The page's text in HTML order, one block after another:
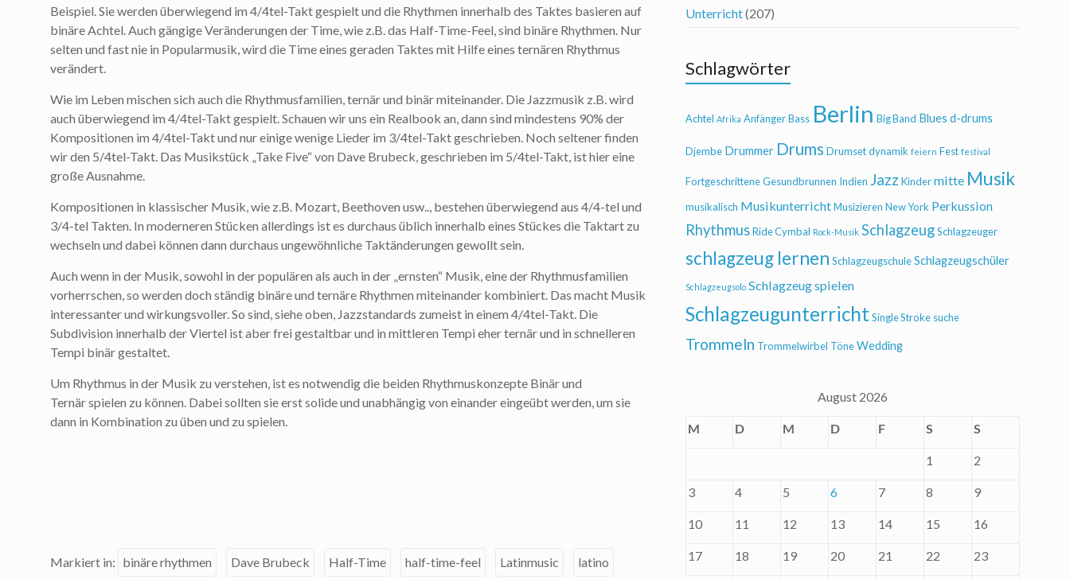
Beispiel. Sie werden überwiegend im 4/4tel-Takt gespielt und die Rhythmen innerhalb des Taktes basieren auf
binäre Achtel. Auch gängige Veränderungen der Time, wie z.B. das Half-Time-Feel, sind binäre Rhythmen. Nur
selten und fast nie in Popularmusik, wird die Time eines geraden Taktes mit Hilfe eines ternären Rhythmus
verändert.
Wie im Leben mischen sich auch die Rhythmusfamilien, ternär und binär miteinander. Die Jazzmusik z.B. wird
auch überwiegend im 4/4tel-Takt gespielt. Schauen wir uns ein Realbook an, dann sind mindestens 90% der
Kompositionen im 4/4tel-Takt und nur einige wenige Lieder im 3/4tel-Takt geschrieben. Noch seltener finden
wir den 5/4tel-Takt. Das Musikstück „Take Five“ von Dave Brubeck, geschrieben im 5/4tel-Takt, ist hier eine
große Ausnahme.
Kompositionen in klassischer Musik, wie z.B. Mozart, Beethoven usw.., bestehen überwiegend aus 4/4-tel und
3/4-tel Takten. In moderneren Stücken allerdings ist es durchaus üblich innerhalb eines Stückes die Taktart zu
wechseln und dabei können dann durchaus ungewöhnliche Taktänderungen gewollt sein.
Auch wenn in der Musik, sowohl in der populären als auch in der „ernsten“ Musik, eine der Rhythmusfamilien
vorherrschen, so werden doch ständig binäre und ternäre Rhythmen miteinander kombiniert. Das macht Musik
interessanter und wirkungsvoller. So sind, siehe oben, Jazzstandards zumeist in einem 4/4tel-Takt. Die
Subdivision innerhalb der Viertel ist aber frei gestaltbar und in mittleren Tempi eher ternär und in schnelleren
Tempi binär gestaltet.
Um Rhythmus in der Musik zu verstehen, ist es notwendig die beiden Rhythmuskonzepte Binär und
Ternär spielen zu können. Dabei sollten sie erst solide und unabhängig von einander eingeübt werden, um sie
dann in Kombination zu üben und zu spielen.
Markiert in: binäre rhythmen Dave Brubeck Half-Time half-time-feel Latinmusic latino
Unterricht(207)
Schlagwörter
Achtel Afrika AnfängerBass Berlin Big Band Blues d-drums
Djembe Drummer Drums Drumsetdynamik feiern Fest festival
FortgeschritteneGesundbrunnen Indien Jazz Kindermitte Musik
musikalisch MusikunterrichtMusizieren New York Perkussion
RhythmusRide Cymbal Rock-Musik SchlagzeugSchlagzeuger
schlagzeug lernen SchlagzeugschuleSchlagzeugschüler
Schlagzeugsolo Schlagzeug spielen
SchlagzeugunterrichtSingle Stroke suche
Trommeln Trommelwirbel TöneWedding
August 2026
M D M D F S S
1 2
3 4 5 6 7 8 9
10 11 12 13 14 15 16
17 18 19 20 21 22 23